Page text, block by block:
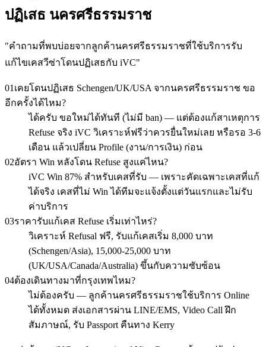
ปฏิเสธ นครศรีธรรมราช
"คำถามที่พบบ่อยจากลูกค้านครศรีธรรมราชที่ใช้บริการรับ
แก้ไขเคสวีซ่าโดนปฏิเสธกับ iVC"
01 เคยโดนปฏิเสธ Schengen/UK/USA จากนครศรีธรรมราช ขอ
อีกครั้งได้ไหม?
ได้ครับ ขอใหม่ได้ทันที (ไม่มี ban) — แต่ต้องแก้สาเหตุการ
Refuse จริง iVC วิเคราะห์ฟรีว่าควรยื่นใหม่เลย หรือรอ 3-6
เดือน แล้วเปลี่ยน Profile (งาน/การเงิน) ก่อน
02อัตรา Win หลังโดน Refuse สูงแค่ไหน?
iVC Win 87% สำหรับเคสที่รับ — เพราะคัดเฉพาะเคสที่แก้
ได้จริง เคสที่ไม่ Win ได้ทีมจะแจ้งตั้งแต่วันแรกและไม่รับ
ค่าบริการ
03ราคารับแก้เคส Refuse เริ่มเท่าไหร่?
วิเคราะห์ Refusal ฟรี, รับแก้เคสเริ่ม 8,000 บาท
(Schengen/Asia), 15,000-25,000 บาท
(UK/USA/Canada/Australia) ขึ้นกับความซับซ้อน
04ต้องเดินทางมาที่กรุงเทพไหม?
ไม่ต้องครับ — ลูกค้านครศรีธรรมราชใช้บริการ Online
ได้ทั้งหมด ส่งเอกสารผ่าน LINE/EMS, Video Call ฝึก
สัมภาษณ์, รับ Passport คืนทาง Kerry